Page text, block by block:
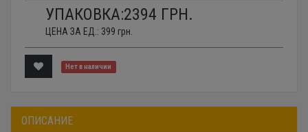
УПАКОВКА:2394 ГРН.
ЦЕНА ЗА ЕД.: 399 грн.
Нет в наличии
ОПИСАНИЕ